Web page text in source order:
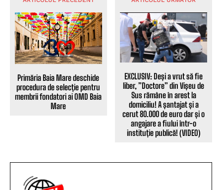
Primăria Baia Mare deschide
procedura de selecție pentru
membrii fondatori ai OMD Baia
Mare
EXCLUSIV: Deși a vrut să fie
liber, ”Doctore” din Vișeu de
Sus rămâne în arest la
domiciliu! A șantajat și a
cerut 80.000 de euro dar și o
angajare a fiului într-o
instituție publică! (VIDEO)